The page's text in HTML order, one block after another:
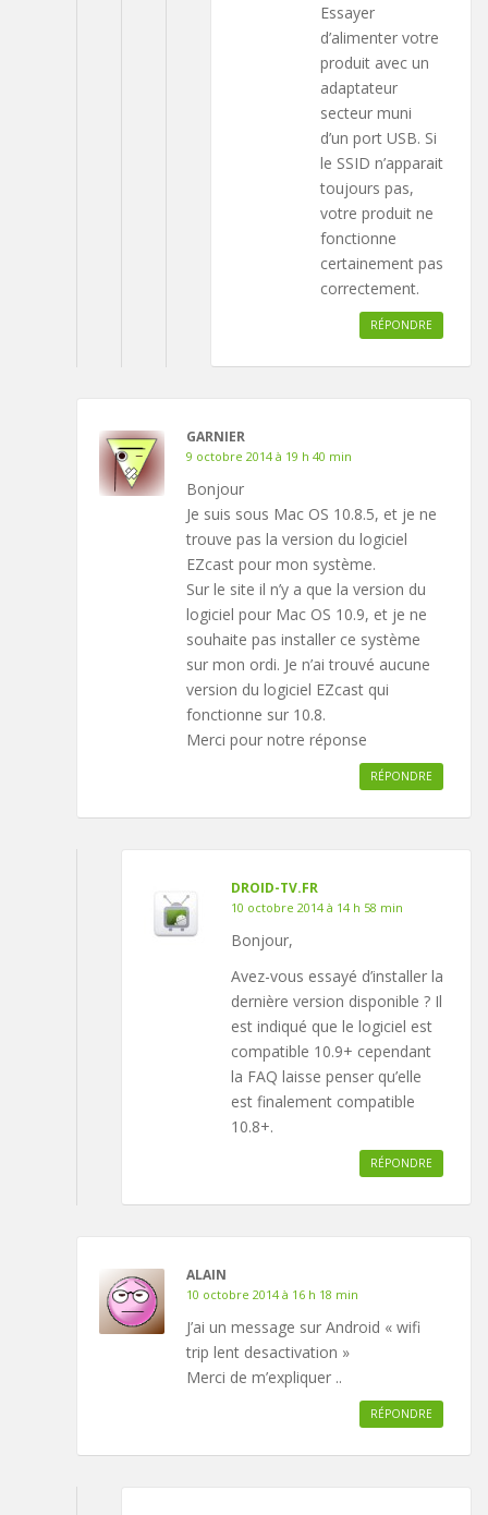
Essayer
d’alimenter votre
produit avec un
adaptateur
secteur muni
d’un port USB. Si
le SSID n’apparait
toujours pas,
votre produit ne
fonctionne
certainement pas
correctement.
RÉPONDRE
GARNIER
9 octobre 2014 à 19 h 40 min
Bonjour
Je suis sous Mac OS 10.8.5, et je ne
trouve pas la version du logiciel
EZcast pour mon système.
Sur le site il n’y a que la version du
logiciel pour Mac OS 10.9, et je ne
souhaite pas installer ce système
sur mon ordi. Je n’ai trouvé aucune
version du logiciel EZcast qui
fonctionne sur 10.8.
Merci pour notre réponse
RÉPONDRE
DROID-TV.FR
10 octobre 2014 à 14 h 58 min
Bonjour,
Avez-vous essayé d’installer la
dernière version disponible ? Il
est indiqué que le logiciel est
compatible 10.9+ cependant
la FAQ laisse penser qu’elle
est finalement compatible
10.8+.
RÉPONDRE
ALAIN
10 octobre 2014 à 16 h 18 min
J’ai un message sur Android « wifi
trip lent desactivation »
Merci de m’expliquer ..
RÉPONDRE